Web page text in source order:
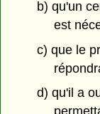
b) qu'un
est
c) que le
d) qu'il a